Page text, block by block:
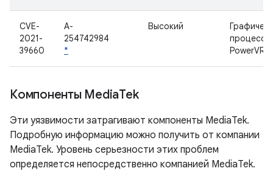
CVE-
2021-
39660
A-
254742984
*
Высокий
PowerVR
Компоненты MediaTek
Эти уязвимости затрагивают компоненты MediaTek.
Подробную информацию можно получить от компании
MediaTek. Уровень серьезности этих проблем
определяется непосредственно компанией MediaTek.